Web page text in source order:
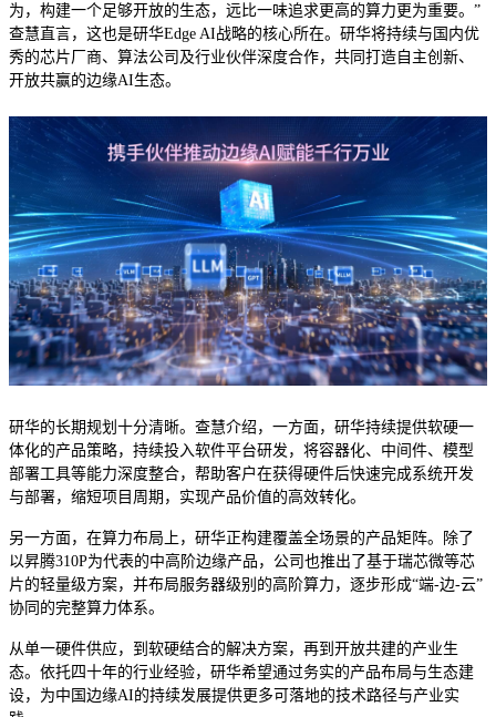
为，构建一个足够开放的生态，远比一味追求更高的算力更为重要。”
查慧直言，这也是研华Edge AI战略的核心所在。研华将持续与国内优
秀的芯片厂商、算法公司及行业伙伴深度合作，共同打造自主创新、
开放共赢的边缘AI生态。
研华的长期规划十分清晰。查慧介绍，一方面，研华持续提供软硬一
体化的产品策略，持续投入软件平台研发，将容器化、中间件、模型
部署工具等能力深度整合，帮助客户在获得硬件后快速完成系统开发
与部署，缩短项目周期，实现产品价值的高效转化。
另一方面，在算力布局上，研华正构建覆盖全场景的产品矩阵。除了
以昇腾310P为代表的中高阶边缘产品，公司也推出了基于瑞芯微等芯
片的轻量级方案，并布局服务器级别的高阶算力，逐步形成“端-边-云”
协同的完整算力体系。
从单一硬件供应，到软硬结合的解决方案，再到开放共建的产业生
态。依托四十年的行业经验，研华希望通过务实的产品布局与生态建
设，为中国边缘AI的持续发展提供更多可落地的技术路径与产业实